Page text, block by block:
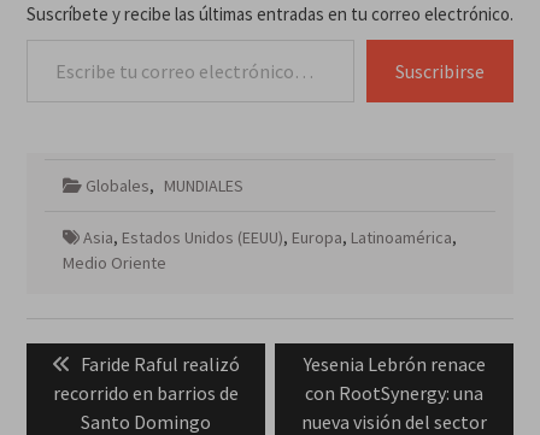
Suscríbete y recibe las últimas entradas en tu correo electrónico.
Suscribirse
Globales, MUNDIALES
Asia, Estados Unidos (EEUU), Europa, Latinoamérica,
Medio Oriente
entradas
Previous
post:
Faride Raful realizó
recorrido en barrios de
Santo Domingo
Next
post:
Yesenia Lebrón renace
con RootSynergy: una
nueva visión del sector